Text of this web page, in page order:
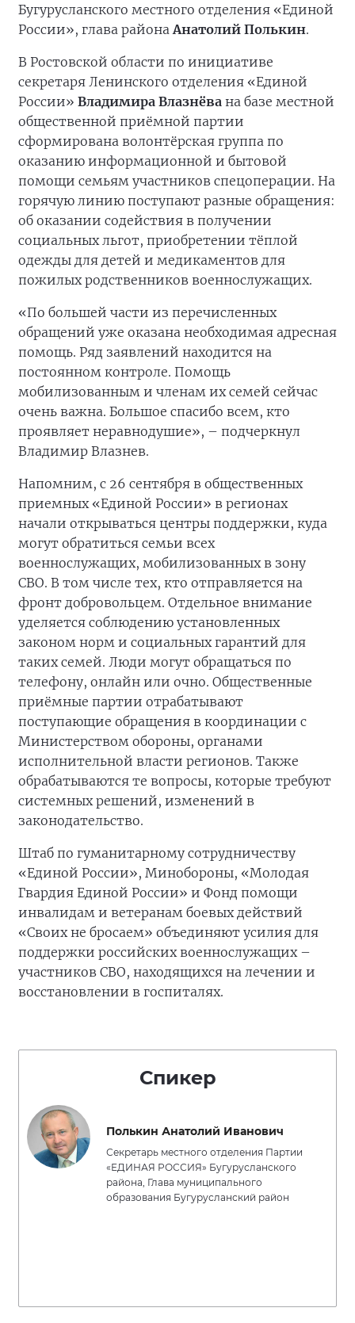
Бугурусланского местного отделения «Единой
России», глава района Анатолий Полькин.
В Ростовской области по инициативе
секретаря Ленинского отделения «Единой
России» Владимира Влазнёва на базе местной
общественной приёмной партии
сформирована волонтёрская группа по
оказанию информационной и бытовой
помощи семьям участников спецоперации. На
горячую линию поступают разные обращения:
об оказании содействия в получении
социальных льгот, приобретении тёплой
одежды для детей и медикаментов для
пожилых родственников военнослужащих.
«По большей части из перечисленных
обращений уже оказана необходимая адресная
помощь. Ряд заявлений находится на
постоянном контроле. Помощь
мобилизованным и членам их семей сейчас
очень важна. Большое спасибо всем, кто
проявляет неравнодушие», – подчеркнул
Владимир Влазнев.
Напомним, с 26 сентября в общественных
приемных «Единой России» в регионах
начали открываться центры поддержки, куда
могут обратиться семьи всех
военнослужащих, мобилизованных в зону
СВО. В том числе тех, кто отправляется на
фронт добровольцем. Отдельное внимание
уделяется соблюдению установленных
законом норм и социальных гарантий для
таких семей. Люди могут обращаться по
телефону, онлайн или очно. Общественные
приёмные партии отрабатывают
поступающие обращения в координации с
Министерством обороны, органами
исполнительной власти регионов. Также
обрабатываются те вопросы, которые требуют
системных решений, изменений в
законодательство.
Штаб по гуманитарному сотрудничеству
«Единой России», Минобороны, «Молодая
Гвардия Единой России» и Фонд помощи
инвалидам и ветеранам боевых действий
«Своих не бросаем» объединяют усилия для
поддержки российских военнослужащих –
участников СВО, находящихся на лечении и
восстановлении в госпиталях.
Спикер
Полькин Анатолий Иванович
Секретарь местного отделения Партии
«ЕДИНАЯ РОССИЯ» Бугурусланского
района, Глава муниципального
образования Бугурусланский район